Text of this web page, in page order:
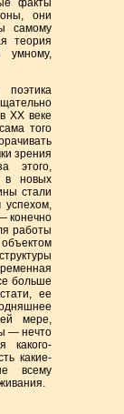
факты
они
самому
теория
ХХ веке
того
зрения
этого,
в новых
стали
конечно
работы
больше
ее
мере,
— нечто
какого-
какие-
всему